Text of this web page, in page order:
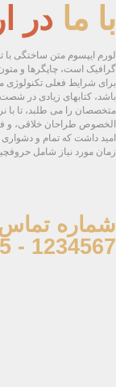
با ما در
لورم ایپسوم متن ساختگی با
گرافیک است، چاپگرها و
برای شرایط فعلی تکنولوژی
باشد، کتابهای زیادی در
متخصصان را می طلبد، تا با
الخصوص طراحان خلاقی، و
امید داشت که تمام و
زمان مورد نیاز شامل
شماره
1234567 - 035